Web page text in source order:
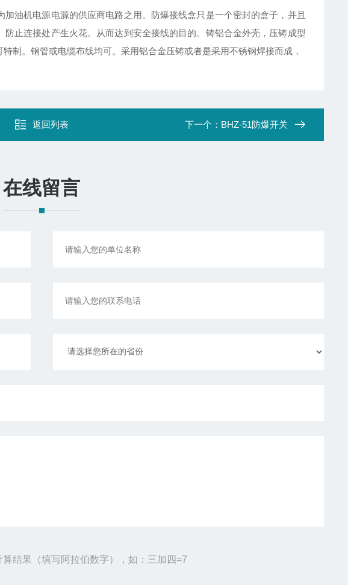
油机电源电源的供应商电路之用。防爆接线盒只是一个密封的盒子，并且
止连接处产生火花。从而达到安全接线的目的。铸铝合金外壳，压铸成型
制。钢管或电缆布线均可。采用铝合金压铸或者是采用不锈钢焊接而成，
返回列表 下一个： BHZ-51防爆开关
在线留言
算结果（填写阿拉伯数字），如：三加四=7